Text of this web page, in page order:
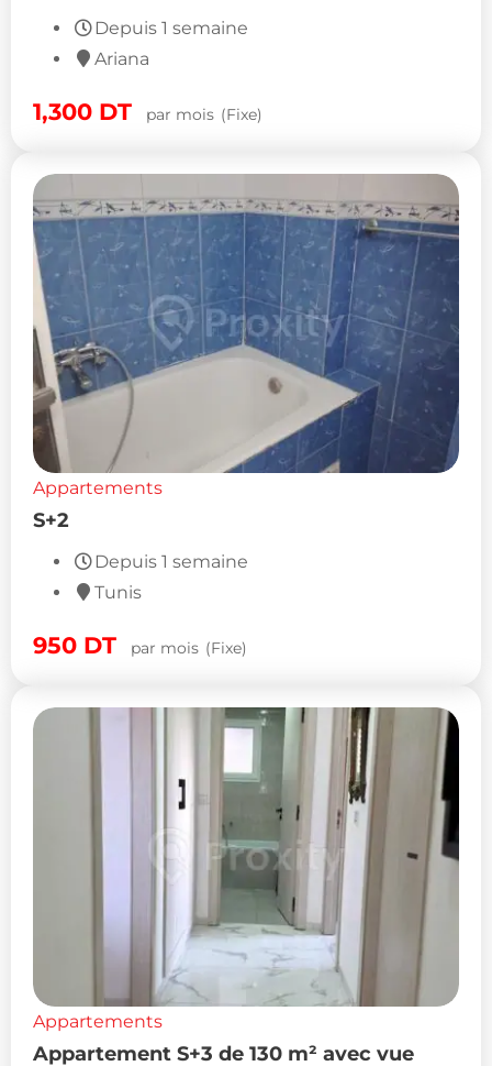
Depuis 1 semaine
Ariana
1,300 DT par mois (Fixe)
Appartements
S+2
Depuis 1 semaine
Tunis
950 DT par mois (Fixe)
Appartements
Appartement S+3 de 130 m² avec vue